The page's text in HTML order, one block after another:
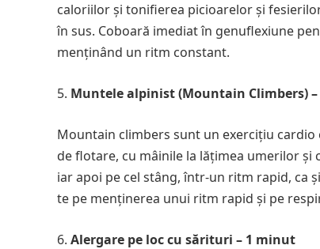
caloriilor și tonifierea picioarelor și
în sus. Coboară imediat în genuflexiune
menținând un ritm constant.
Muntele alpinist (Mountain Climbers)
Mountain climbers sunt un exercițiu
de flotare, cu mâinile la lățimea umerilor
iar apoi pe cel stâng, într-un ritm rapid, ca
te pe menținerea unui ritm rapid și pe
Alergare pe loc cu sărituri – 1 minut